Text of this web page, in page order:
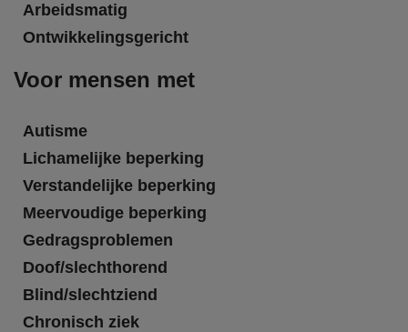
Arbeidsmatig
Ontwikkelingsgericht
Voor mensen met
Autisme
Lichamelijke beperking
Verstandelijke beperking
Meervoudige beperking
Gedragsproblemen
Doof/slechthorend
Blind/slechtziend
Chronisch ziek